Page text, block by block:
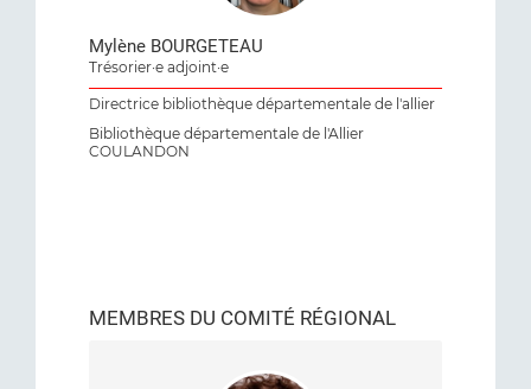
Mylène BOURGETEAU
Trésorier·e adjoint·e
Directrice bibliothèque départementale de l'allier
Bibliothèque départementale de l'Allier
COULANDON
MEMBRES DU COMITÉ RÉGIONAL